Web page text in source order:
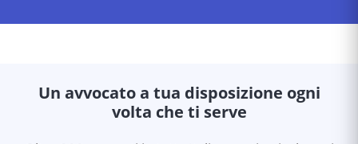
Un avvocato a tua disposizione ogni
volta che ti serve